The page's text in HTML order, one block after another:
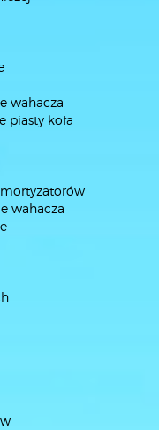
wahacza
piasty koła
wahacza